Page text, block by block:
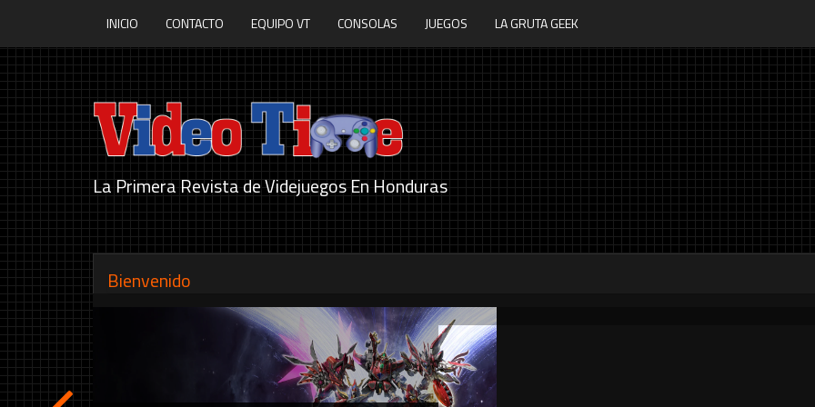
INICIO CONTACTO EQUIPO VT CONSOLAS JUEGOS LA GRUTA GEEK
La Primera Revista de Videjuegos En Honduras
Bienvenido
Souls of Bombarika anuncia su fecha de
lanzamiento